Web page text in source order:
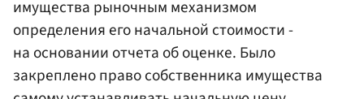
имущества рыночным механизмом
определения его начальной стоимости -
на основании отчета об оценке. Было
закреплено право собственника имущества